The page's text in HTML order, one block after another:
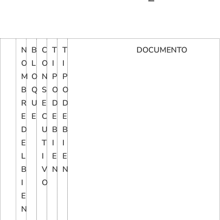
N
O
M
B
R
E
D
E
L
B
I
E
N
B
L
O
Q
U
E
C
O
N
S
E
C
U
T
I
V
O
T
I
P
O
D
E
B
I
E
N
T
I
P
O
D
E
B
I
E
N
DOCUMENTO